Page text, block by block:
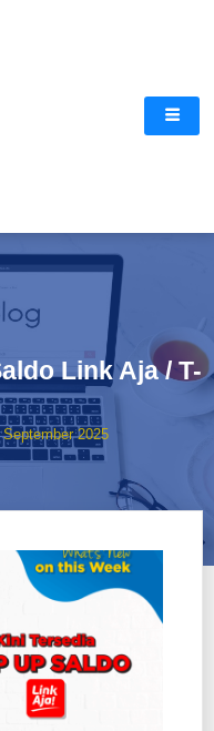
Link Aja / T-
2025